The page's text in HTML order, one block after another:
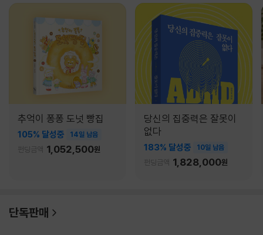
추억이 퐁퐁 도넛 빵집
105% 달성중 14일 남음
펀딩금액 1,052,500원
당신의 집중력은 잘못이
없다
183% 달성중 10일 남음
펀딩금액 1,828,000원
단독판매